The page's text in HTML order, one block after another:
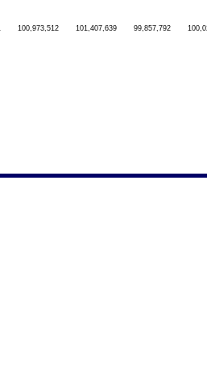
100,973,512 101,407,639 99,857,792